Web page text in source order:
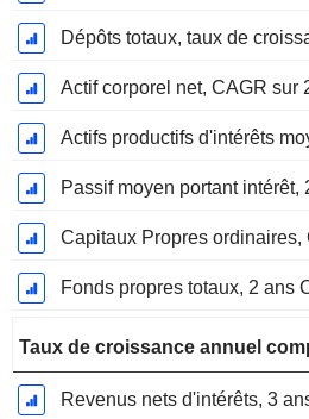
Actif corporel net, CAGR sur
Passif moyen portant intérêt,
Capitaux Propres ordinaires,
Fonds propres totaux, 2 ans
Taux de croissance annuel
Revenus nets d'intérêts, 3